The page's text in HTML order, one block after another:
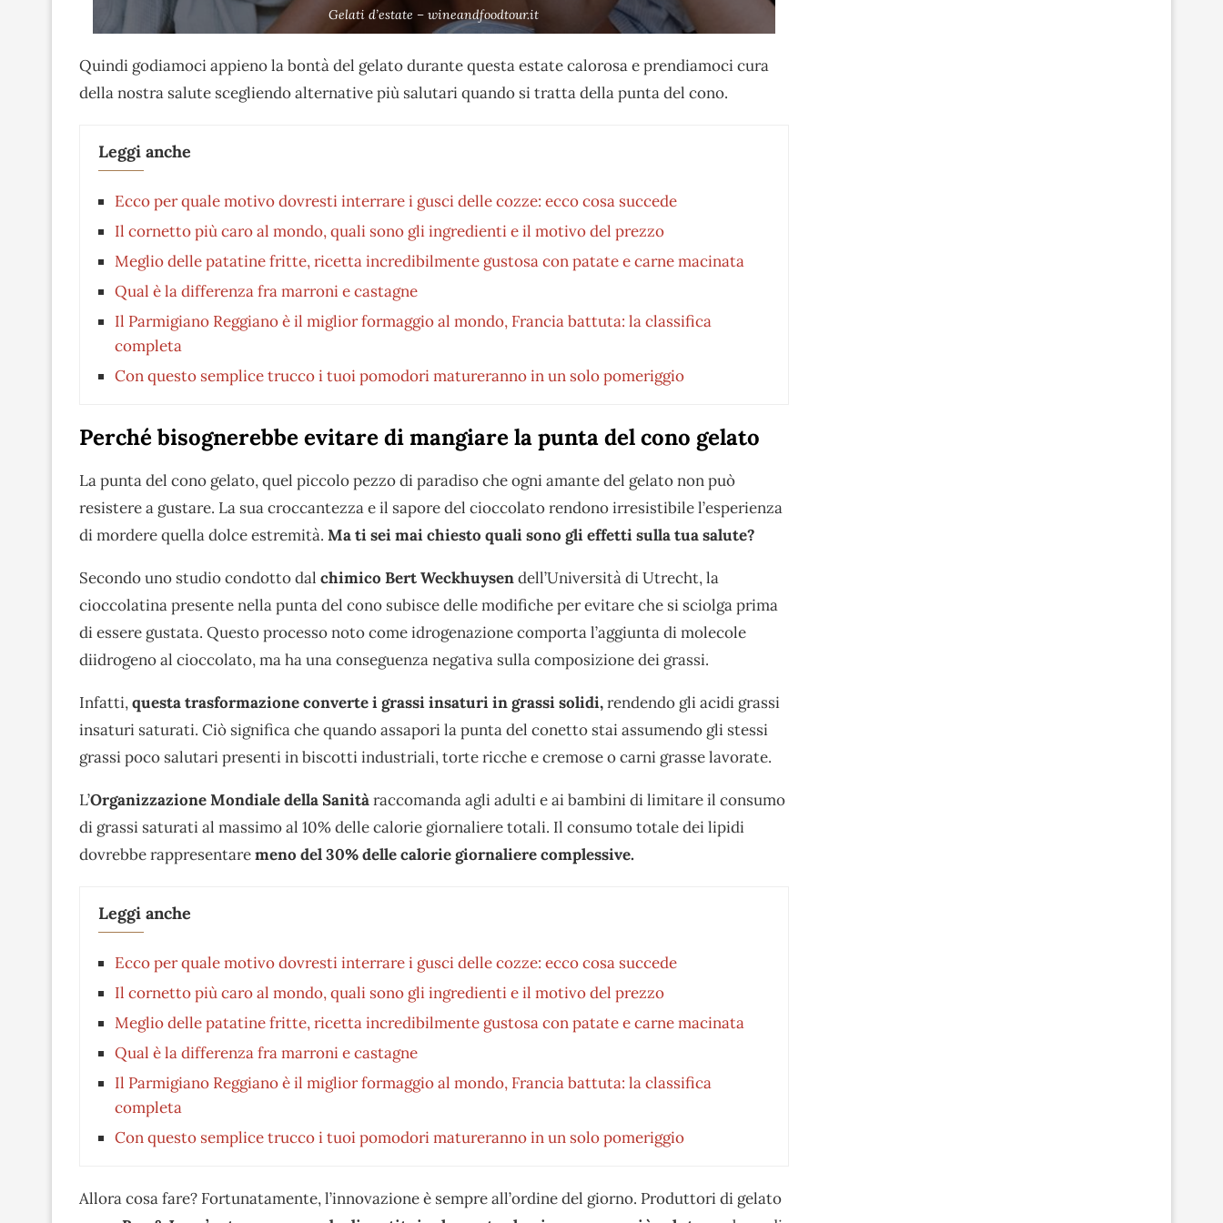
Gelati d’estate – wineandfoodtour.it
Quindi godiamoci appieno la bontà del gelato durante questa estate calorosa e prendiamoci cura
della nostra salute scegliendo alternative più salutari quando si tratta della punta del cono.
Leggi anche
Ecco per quale motivo dovresti interrare i gusci delle cozze: ecco cosa succede
Il cornetto più caro al mondo, quali sono gli ingredienti e il motivo del prezzo
Meglio delle patatine fritte, ricetta incredibilmente gustosa con patate e carne macinata
Qual è la differenza fra marroni e castagne
Il Parmigiano Reggiano è il miglior formaggio al mondo, Francia battuta: la classifica
completa
Con questo semplice trucco i tuoi pomodori matureranno in un solo pomeriggio
Perché bisognerebbe evitare di mangiare la punta del cono gelato
La punta del cono gelato, quel piccolo pezzo di paradiso che ogni amante del gelato non può
resistere a gustare. La sua croccantezza e il sapore del cioccolato rendono irresistibile l’esperienza
di mordere quella dolce estremità. Ma ti sei mai chiesto quali sono gli effetti sulla tua salute?
Secondo uno studio condotto dal chimico Bert Weckhuysendell’Università di Utrecht, la
cioccolatina presente nella punta del cono subisce delle modifiche per evitare che si sciolga prima
di essere gustata. Questo processo noto come idrogenazione comporta l’aggiunta di molecole
diidrogeno al cioccolato, ma ha una conseguenza negativa sulla composizione dei grassi.
Infatti,questa trasformazione converte i grassi insaturi in grassi solidi,rendendo gli acidi grassi
insaturi saturati. Ciò significa che quando assapori la punta del conetto stai assumendo gli stessi
grassi poco salutari presenti in biscotti industriali, torte ricche e cremose o carni grasse lavorate.
L’Organizzazione Mondiale della Sanitàraccomanda agli adulti e ai bambini di limitare il consumo
di grassi saturati al massimo al 10% delle calorie giornaliere totali. Il consumo totale dei lipidi
dovrebbe rappresentaremeno del 30% delle calorie giornaliere complessive.
Leggi anche
Ecco per quale motivo dovresti interrare i gusci delle cozze: ecco cosa succede
Il cornetto più caro al mondo, quali sono gli ingredienti e il motivo del prezzo
Meglio delle patatine fritte, ricetta incredibilmente gustosa con patate e carne macinata
Qual è la differenza fra marroni e castagne
Il Parmigiano Reggiano è il miglior formaggio al mondo, Francia battuta: la classifica
completa
Con questo semplice trucco i tuoi pomodori matureranno in un solo pomeriggio
Allora cosa fare? Fortunatamente, l’innovazione è sempre all’ordine del giorno. Produttori di gelato